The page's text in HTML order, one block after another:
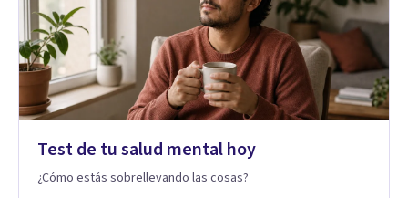
Test de tu salud mental hoy
¿Cómo estás sobrellevando las cosas?